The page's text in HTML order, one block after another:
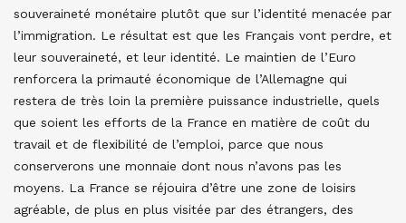
souveraineté monétaire plutôt que sur l’identité menacée par
l’immigration. Le résultat est que les Français vont perdre, et
leur souveraineté, et leur identité. Le maintien de l’Euro
renforcera la primauté économique de l’Allemagne qui
restera de très loin la première puissance industrielle, quels
que soient les efforts de la France en matière de coût du
travail et de flexibilité de l’emploi, parce que nous
conserverons une monnaie dont nous n’avons pas les
moyens. La France se réjouira d’être une zone de loisirs
agréable, de plus en plus visitée par des étrangers, des